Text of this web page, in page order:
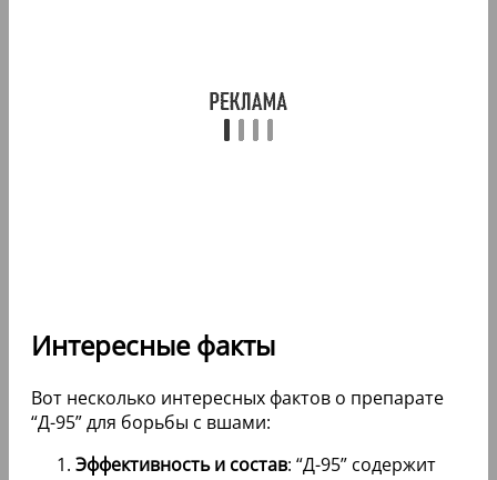
Интересные факты
Вот несколько интересных фактов о препарате
“Д-95” для борьбы с вшами:
Эффективность и состав: “Д-95” содержит